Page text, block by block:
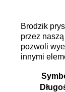
Brodzik
przez
pozwoli
innymi